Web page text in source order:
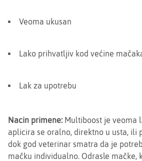
Veoma ukusan
Lako prihvatljiv kod većine
Lak za upotrebu
Nacin primene: Multiboost je veoma
aplicira se oralno, direktno u usta, ili
dok god veterinar smatra da je
mačku individualno. Odrasle mačke,